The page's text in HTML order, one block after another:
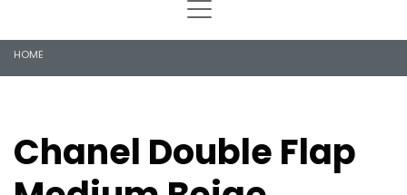
HOME
Chanel Double Flap